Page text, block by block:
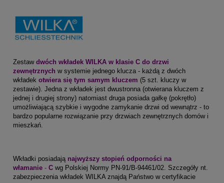
Zestaw dwóch wkładek WILKA w klasie C do drzwi
zewnętrznych w systemie jednego klucza - każdą z dwóch
wkładek otwiera się tym samym kluczem (5 szt. kluczy w
zestawie). Jedna z wkładek jest dwustronna (otwierana kluczem z
jednej i drugiej strony) natomiast druga posiada gałkę (pokrętło)
umożliwiającą szybkie i wygodne zamykanie drzwi od wewnątrz - to
bardzo popularne rozwiązanie przy drzwiach zewnętrznych domów i
mieszkań.
Wkładki posiadają najwyższy stopień odporności na
włamanie - C wg Polskiej Normy PN-91/B-94461/02. Szczegóły nt.
zabezpieczenia wkładek WILKA znajdą Państwo w certyfikacie